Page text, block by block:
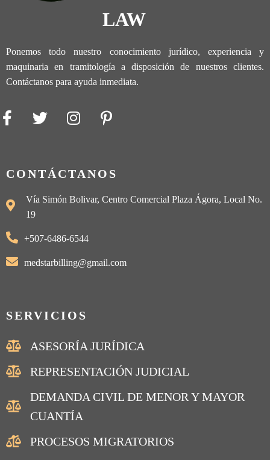
LAW
Ponemos todo nuestro conocimiento jurídico, experiencia y
maquinaria en tramitología a disposición de nuestros clientes.
Contáctanos para ayuda inmediata.
CONTÁCTANOS
Vía Simón Bolivar, Centro Comercial Plaza Ágora, Local No.
19
+507-6486-6544
medstarbilling@gmail.com
SERVICIOS
ASESORÍA JURÍDICA
REPRESENTACIÓN JUDICIAL
DEMANDA CIVIL DE MENOR Y MAYOR
CUANTÍA
PROCESOS MIGRATORIOS